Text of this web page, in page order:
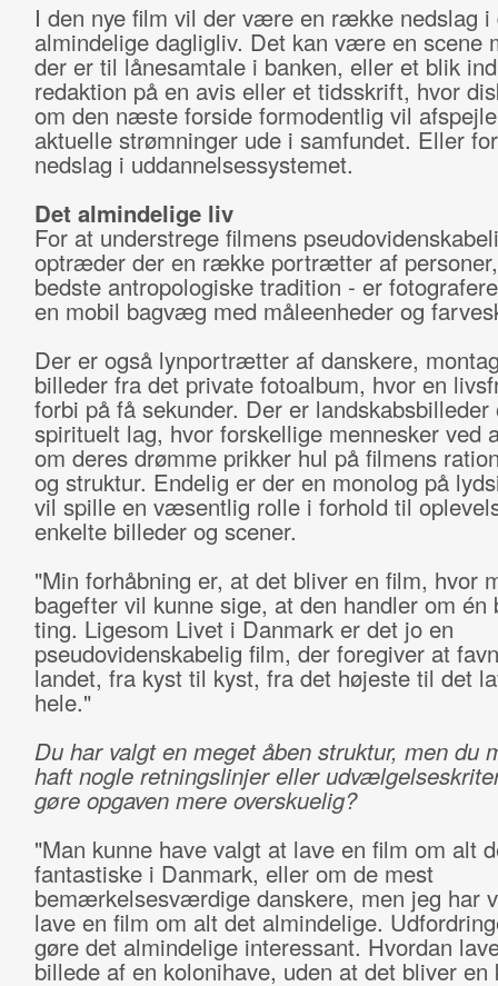
I den nye film vil der være en række nedslag i
almindelige dagligliv. Det kan være en scene
der er til lånesamtale i banken, eller et blik
redaktion på en avis eller et tidsskrift, hvor
om den næste forside formodentlig vil
aktuelle strømninger ude i samfundet. Eller
nedslag i uddannelsessystemet.
Det almindelige liv
For at understrege filmens
optræder der en række portrætter af
bedste antropologiske tradition - er
en mobil bagvæg med måleenheder og
Der er også lynportrætter af danskere,
billeder fra det private fotoalbum, hvor en
forbi på få sekunder. Der er landskabsbilleder
spirituelt lag, hvor forskellige mennesker ved
om deres drømme prikker hul på filmens
og struktur. Endelig er der en monolog på
vil spille en væsentlig rolle i forhold til
enkelte billeder og scener.
"Min forhåbning er, at det bliver en film, hvor
bagefter vil kunne sige, at den handler om én
ting. Ligesom Livet i Danmark er det jo en
pseudovidenskabelig film, der foregiver at
landet, fra kyst til kyst, fra det højeste til det
hele."
Du har valgt en meget åben struktur, men du
haft nogle retningslinjer eller
gøre opgaven mere overskuelig?
"Man kunne have valgt at lave en film om alt
fantastiske i Danmark, eller om de mest
bemærkelsesværdige danskere, men jeg har
lave en film om alt det almindelige.
gøre det almindelige interessant. Hvordan
billede af en kolonihave, uden at det bliver en